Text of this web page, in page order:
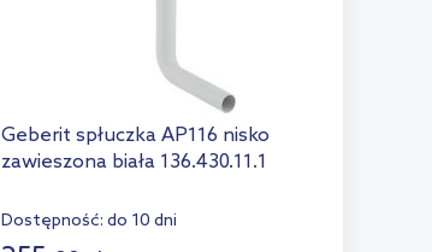
Geberit spłuczka AP116 nisko
zawieszona biała 136.430.11.1
Dostępność: do 10 dni